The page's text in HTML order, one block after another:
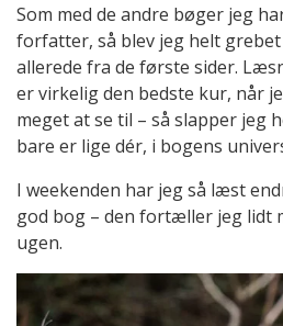
Som med de andre bøger jeg
forfatter, så blev jeg helt
allerede fra de første sider.
er virkelig den bedste kur, når
meget at se til – så slapper jeg
bare er lige dér, i bogens
I weekenden har jeg så læst
god bog – den fortæller jeg lidt
ugen.